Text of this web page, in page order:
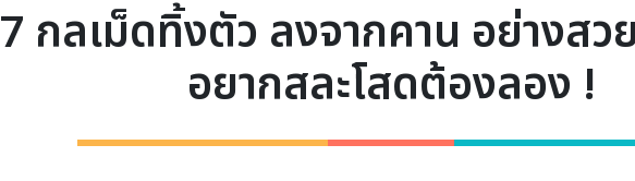
7 กลเม็ดทิ้งตัว ลงจากคาน อย่างสว
อยากสละโสดต้องลอง !